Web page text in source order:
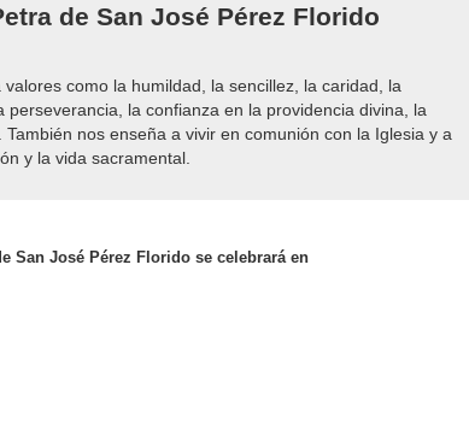
de San José Pérez Florido
como la humildad, la sencillez, la caridad, la
la confianza en la providencia divina, la
nos enseña a vivir en comunión con la Iglesia y a
y la vida sacramental.
San José Pérez Florido se celebrará en